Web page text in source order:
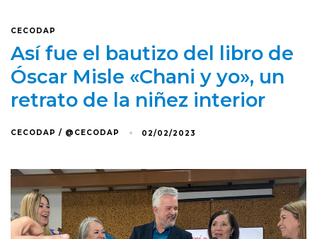
CECODAP
Así fue el bautizo del libro de
Óscar Misle «Chani y yo», un
retrato de la niñez interior
CECODAP / @CECODAP 02/02/2023